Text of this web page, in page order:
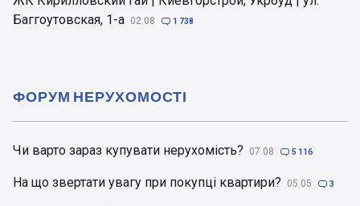
Баггоутовская, 1-а 02.08  1 738
Чи варто зараз купувати нерухомість? 07.08  5 116
На що звертати увагу при покупці квартири? 05.05  3
ФОРУМ НЕРУХОМОСТІ